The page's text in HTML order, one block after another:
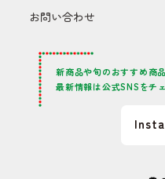
お問い合わせ
新商品や旬のおすすめ商
最新情報は公式SNSをチ